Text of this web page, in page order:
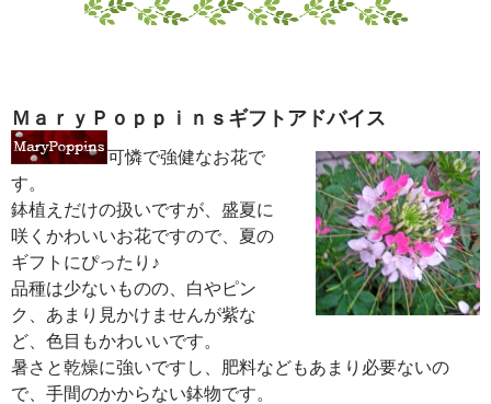
ＭａｒｙＰｏｐｐｉｎｓギフトアドバイス
可憐で強健なお花で
す。
鉢植えだけの扱いですが、盛夏に
咲くかわいいお花ですので、夏の
ギフトにぴったり♪
品種は少ないものの、白やピン
ク、あまり見かけませんが紫な
ど、色目もかわいいです。
暑さと乾燥に強いですし、肥料などもあまり必要ないの
で、手間のかからない鉢物です。